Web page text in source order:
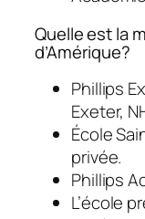
Quelle est la
d’Amérique?
Phillips
Exeter,
École
privée.
Phillips
L’école